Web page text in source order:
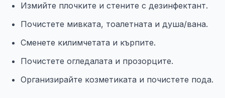
Измийте плочките и стените с дезинфектант.
Почистете мивката, тоалетната и душа/вана.
Сменете килимчетата и кърпите.
Почистете огледалата и прозорците.
Организирайте козметиката и почистете пода.